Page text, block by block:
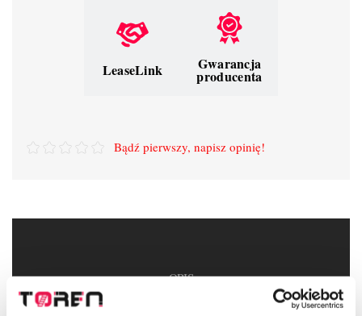
LeaseLink Gwarancja
producenta
Bądź pierwszy, napisz opinię!
OPIS